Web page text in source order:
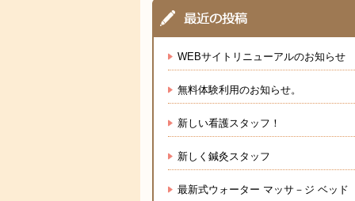
WEBサイトリニューアルのお知らせ
無料体験利用のお知らせ。
新しい看護スタッフ！
新しく鍼灸スタッフ
最新式ウォーター マッサ－ジ ベッド